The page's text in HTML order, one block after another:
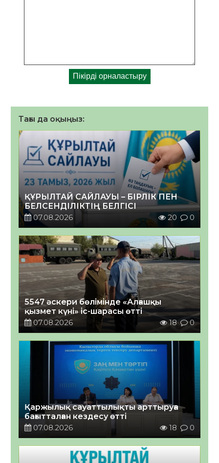
Тағы да оқыңыз:
ҚҰРЫЛТАЙ САЙЛАУЫ – БІРЛІК ПЕН
БЕЛСЕНДІЛІКТІҢ БЕЛГІСІ
07.08.2026
20 0
5547 әскери бөлімінде «Алғашқы
қызмет күні» іс-шарасы өтті
07.08.2026
18 0
Қаржылық сауаттылықты арттыруға
бағытталған кездесу өтті
07.08.2026
18 0